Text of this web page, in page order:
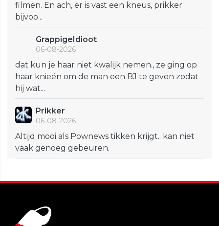
filmen. En ach, er is vast een kneus, prikker
bijvoo...
GrappigeIdioot
06-08-2026
dat kun je haar niet kwalijk nemen., ze ging op
haar knieën om de man een BJ te geven zodat
hij wat...
Prikker
06-08-2026
Altijd mooi als Pownews tikken krijgt.. kan niet
vaak genoeg gebeuren.